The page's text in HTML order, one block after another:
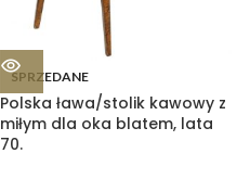
SPRZEDANE
Polska ława/stolik kawowy z
miłym dla oka blatem, lata
70.